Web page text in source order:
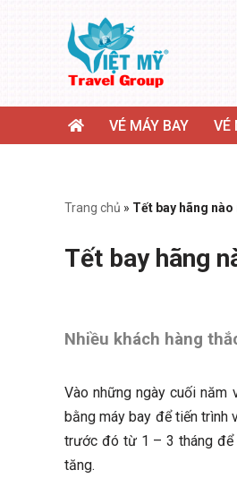
VÉ MÁY BAY VÉ
Trang chủ » Tết bay hãng nào
Tết bay hãng
Nhiều khách hàng
Vào những ngày cuối
bằng máy bay để tiến trình
trước đó từ 1 – 3 tháng để
tăng.